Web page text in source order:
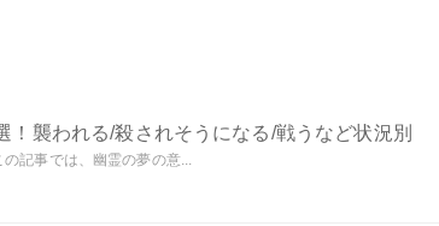
！襲われる/殺されそうになる/戦うなど状況別
記事では、幽霊の夢の意...